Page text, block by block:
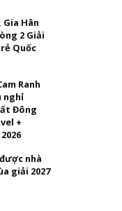
Hân
2 Giải
Quốc
Ranh
nghỉ
Đông
+
nhà
giải 2027